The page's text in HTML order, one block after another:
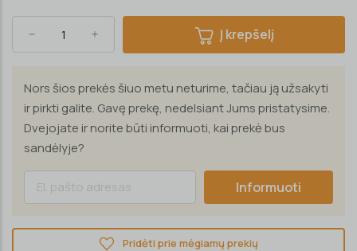
Į krepšelį
Nors šios prekės šiuo metu neturime, tačiau ją užsakyti
ir pirkti galite. Gavę prekę, nedelsiant Jums pristatysime.
Dvejojate ir norite būti informuoti, kai prekė bus
sandėlyje?
Informuoti
Pridėti prie mėgiamų prekių